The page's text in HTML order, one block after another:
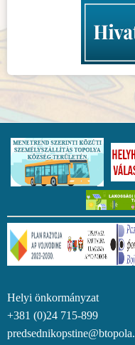
Helyi önkormányzat
+381 (0)24 715-